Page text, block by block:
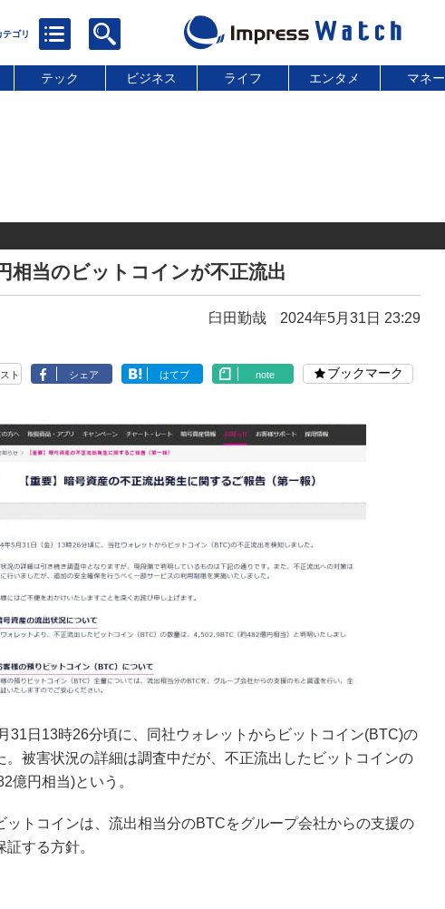
テック ビジネス ライフ エンタメ マネー
相当のビットコインが不正流出
臼田勤哉 2024年5月31日 23:29
ト シェア はてブ note ブックマーク
31日13時26分頃に、同社ウォレットからビットコイン(BTC)の
。被害状況の詳細は調査中だが、不正流出したビットコインの
億円相当)という。
ットコインは、流出相当分のBTCをグループ会社からの支援の
する方針。